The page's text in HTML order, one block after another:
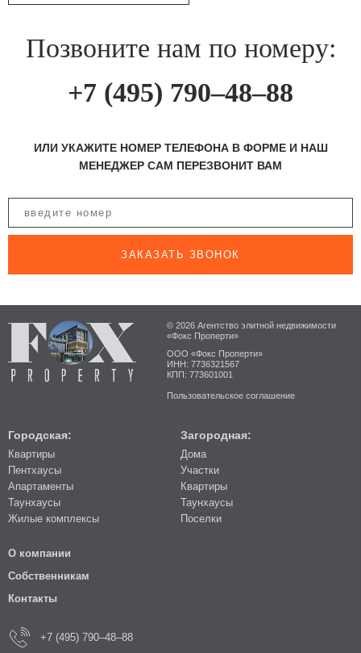
Позвоните нам по номеру:
+7 (495) 790–48–88
ИЛИ УКАЖИТЕ НОМЕР ТЕЛЕФОНА В ФОРМЕ И НАШ
МЕНЕДЖЕР САМ ПЕРЕЗВОНИТ ВАМ
ЗАКАЗАТЬ ЗВОНОК
© 2026 Агентство элитной недвижимости
«Фокс Проперти»
ООО «Фокс Проперти»
ИНН: 7736321567
КПП: 773601001
Пользовательское соглашение
Городская:
Квартиры
Пентхаусы
Апартаменты
Таунхаусы
Жилые комплексы
Загородная:
Дома
Участки
Квартиры
Таунхаусы
Поселки
О компании
Собственникам
Контакты
+7 (495) 790–48–88